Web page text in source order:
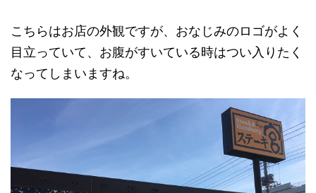
こちらはお店の外観ですが、おなじみのロゴがよく
目立っていて、お腹がすいている時はつい入りたく
なってしまいますね。